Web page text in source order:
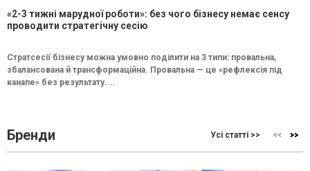
«2-3 тижні марудної роботи»: без чого бізнесу немає сенсу
проводити стратегічну сесію
Стратсесії бізнесу можна умовно поділити на 3 типи: провальна,
збалансована й трансформаційна. Провальна — це «рефлексія під
канапе» без результату....
Бренди Усі статті >>